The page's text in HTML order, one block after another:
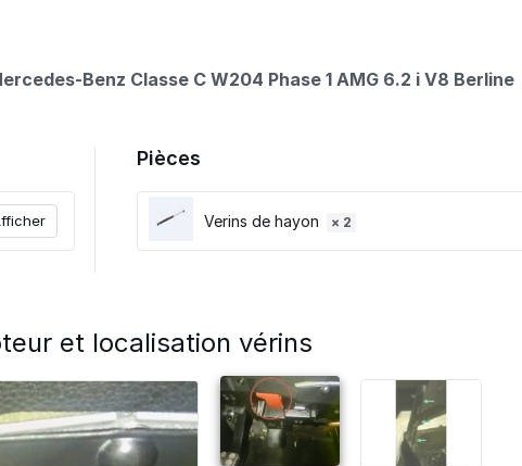
Benz Classe C W204 Phase 1 AMG 6.2 i V8 Berline
Pièces
Verins de hayon × 2
et localisation vérins